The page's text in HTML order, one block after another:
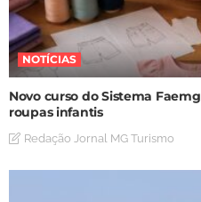
NOTÍCIAS
Novo curso do Sistema
roupas infantis
Redação Jornal MG Turismo